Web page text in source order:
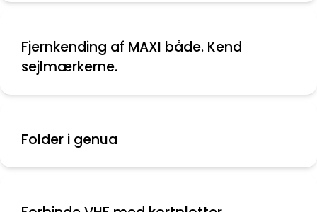
Fjernkending af MAXI både. Kend
sejlmærkerne.
Folder i genua